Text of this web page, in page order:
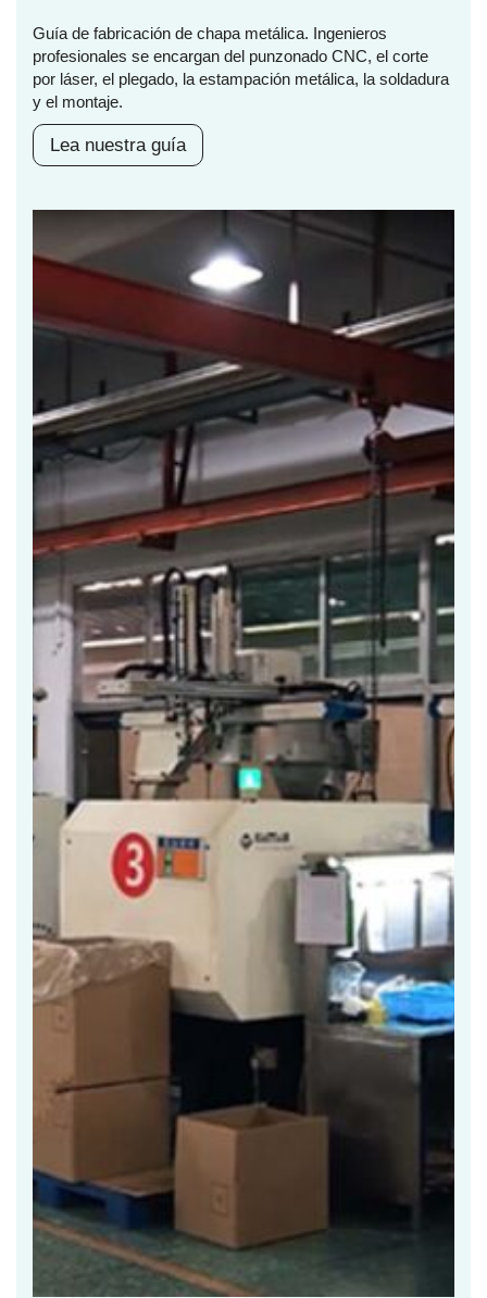
Guía de fabricación de chapa metálica. Ingenieros
profesionales se encargan del punzonado CNC, el corte
por láser, el plegado, la estampación metálica, la soldadura
y el montaje.
Lea nuestra guía